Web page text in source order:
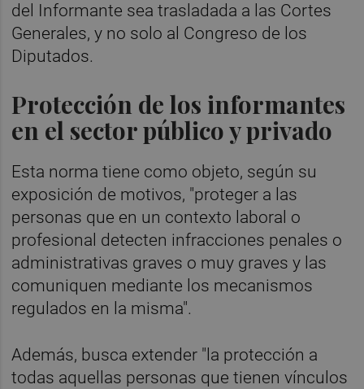
del Informante sea trasladada a las Cortes
Generales, y no solo al Congreso de los
Diputados.
Protección de los informantes
en el sector público y privado
Esta norma tiene como objeto, según su
exposición de motivos, "proteger a las
personas que en un contexto laboral o
profesional detecten infracciones penales o
administrativas graves o muy graves y las
comuniquen mediante los mecanismos
regulados en la misma".
Además, busca extender "la protección a
todas aquellas personas que tienen vínculos